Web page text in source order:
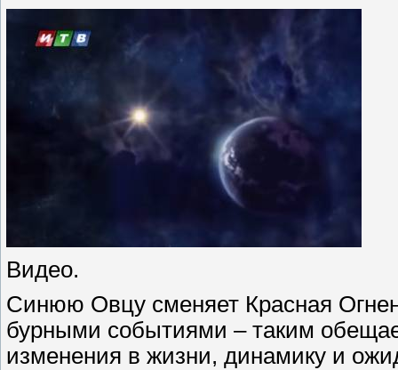
Видео.
Синюю Овцу сменяет Красная
бурными событиями – таким
изменения в жизни, динамику и